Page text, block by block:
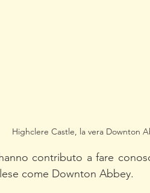
Highclere Castle, la vera Downton
contributo a fare
come Downton Abbey.